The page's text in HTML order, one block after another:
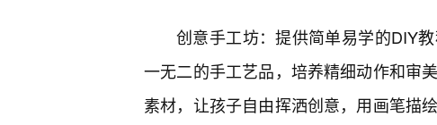
创意手工坊：提供简单易学的DIY
一无二的手工艺品，培养精细动作和审
素材，让孩子自由挥洒创意，用画笔描